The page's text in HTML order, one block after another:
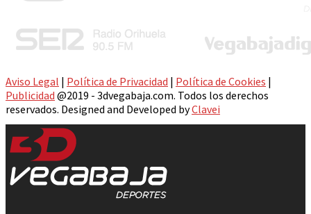
Aviso Legal | Política de Privacidad | Política de Cookies |
Publicidad @2019 - 3dvegabaja.com. Todos los derechos
reservados. Designed and Developed byClavei